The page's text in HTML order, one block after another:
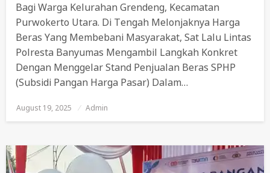
Bagi Warga Kelurahan Grendeng, Kecamatan
Purwokerto Utara. Di Tengah Melonjaknya Harga
Beras Yang Membebani Masyarakat, Sat Lalu Lintas
Polresta Banyumas Mengambil Langkah Konkret
Dengan Menggelar Stand Penjualan Beras SPHP
(Subsidi Pangan Harga Pasar) Dalam…
Posted
On
August 19, 2025 Admin